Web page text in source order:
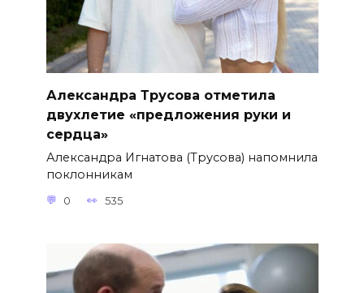
Александра Трусова отметила
двухлетие «предложения руки и
сердца»
Александра Игнатова (Трусова) напомнила
поклонникам
0 535